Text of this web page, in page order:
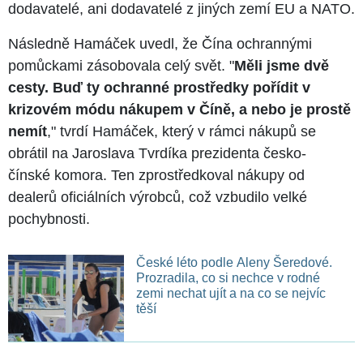
dodavatelé, ani dodavatelé z jiných zemí EU a NATO.
Následně Hamáček uvedl, že Čína ochrannými
pomůckami zásobovala celý svět. "Měli jsme dvě
cesty. Buď ty ochranné prostředky pořídit v
krizovém módu nákupem v Číně, a nebo je prostě
nemít," tvrdí Hamáček, který v rámci nákupů se
obrátil na Jaroslava Tvrdíka prezidenta česko-
čínské komora. Ten zprostředkoval nákupy od
dealerů oficiálních výrobců, což vzbudilo velké
pochybnosti.
České léto podle Aleny Šeredové.
Prozradila, co si nechce v rodné
zemi nechat ujít a na co se nejvíc
těší